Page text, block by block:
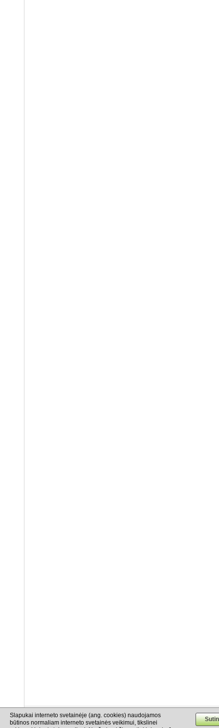
info@cargo.lt
+370 655 17777
+380 50 337-20-47
Slapukai interneto svetainėje (ang. cookies) naudojamos
būtinos normaliam interneto svetainės veikimui, tikslinei